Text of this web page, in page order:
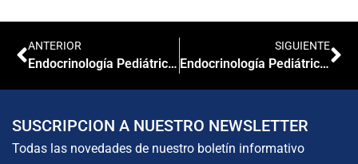
ANTERIOR
Endocrinología Pediátrica: Plantel Docente
SIGUIENTE
Endocrinología Pediátrica: ULTIMOS DIAS DE INSCRIPCIÓN
SUSCRIPCION A NUESTRO NEWSLETTER
Todas las novedades de nuestro boletín informativo